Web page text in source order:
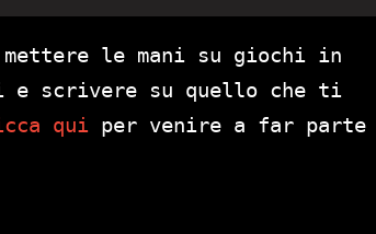
le mani su giochi in
e scrivere su quello che ti
qui per venire a far parte